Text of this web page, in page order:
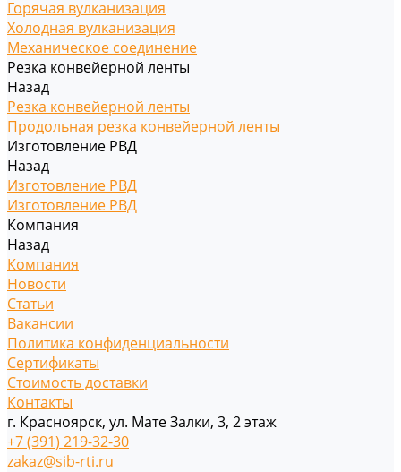
Горячая вулканизация
Холодная вулканизация
Механическое соединение
Резка конвейерной ленты
Назад
Резка конвейерной ленты
Продольная резка конвейерной ленты
Изготовление РВД
Назад
Изготовление РВД
Изготовление РВД
Компания
Назад
Компания
Новости
Статьи
Вакансии
Политика конфиденциальности
Сертификаты
Стоимость доставки
Контакты
г. Красноярск, ул. Мате Залки, 3, 2 этаж
+7 (391) 219-32-30
zakaz@sib-rti.ru